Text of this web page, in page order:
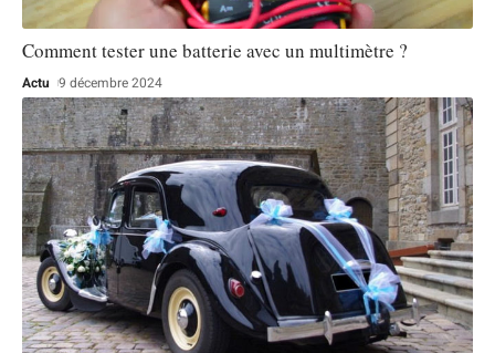
Comment tester une batterie avec un multimètre ?
Actu 9 décembre 2024